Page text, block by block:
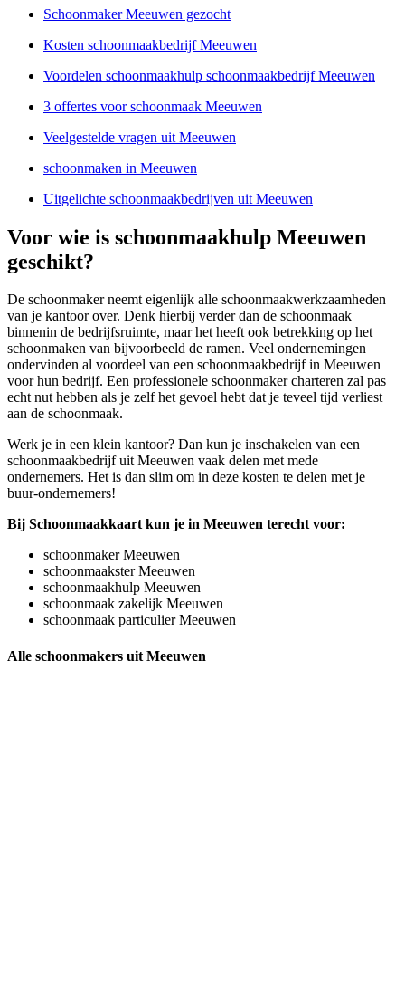
Schoonmaker Meeuwen gezocht
Kosten schoonmaakbedrijf Meeuwen
Voordelen schoonmaakhulp schoonmaakbedrijf Meeuwen
3 offertes voor schoonmaak Meeuwen
Veelgestelde vragen uit Meeuwen
schoonmaken in Meeuwen
Uitgelichte schoonmaakbedrijven uit Meeuwen
Voor wie is schoonmaakhulp Meeuwen
geschikt?
De schoonmaker neemt eigenlijk alle schoonmaakwerkzaamheden
van je kantoor over. Denk hierbij verder dan de schoonmaak
binnenin de bedrijfsruimte, maar het heeft ook betrekking op het
schoonmaken van bijvoorbeeld de ramen. Veel ondernemingen
ondervinden al voordeel van een schoonmaakbedrijf in Meeuwen
voor hun bedrijf. Een professionele schoonmaker charteren zal pas
echt nut hebben als je zelf het gevoel hebt dat je teveel tijd verliest
aan de schoonmaak.
Werk je in een klein kantoor? Dan kun je inschakelen van een
schoonmaakbedrijf uit Meeuwen vaak delen met mede
ondernemers. Het is dan slim om in deze kosten te delen met je
buur-ondernemers!
Bij Schoonmaakkaart kun je in Meeuwen terecht voor:
schoonmaker Meeuwen
schoonmaakster Meeuwen
schoonmaakhulp Meeuwen
schoonmaak zakelijk Meeuwen
schoonmaak particulier Meeuwen
Alle schoonmakers uit Meeuwen